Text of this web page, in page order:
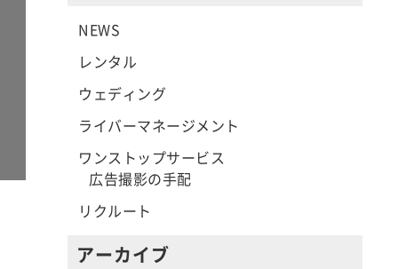
NEWS
レンタル
ウェディング
ライバーマネージメント
ワンストップサービス
広告撮影の手配
リクルート
アーカイブ